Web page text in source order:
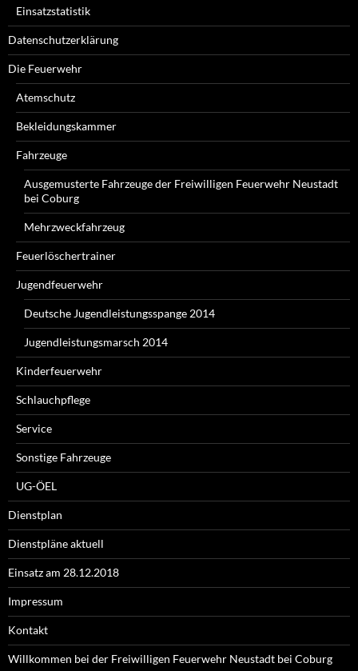
Einsatzstatistik
Datenschutzerklärung
Die Feuerwehr
Atemschutz
Bekleidungskammer
Fahrzeuge
Ausgemusterte Fahrzeuge der Freiwilligen Feuerwehr Neustadt
bei Coburg
Mehrzweckfahrzeug
Feuerlöschertrainer
Jugendfeuerwehr
Deutsche Jugendleistungsspange 2014
Jugendleistungsmarsch 2014
Kinderfeuerwehr
Schlauchpflege
Service
Sonstige Fahrzeuge
UG-ÖEL
Dienstplan
Dienstpläne aktuell
Einsatz am 28.12.2018
Impressum
Kontakt
Willkommen bei der Freiwilligen Feuerwehr Neustadt bei Coburg